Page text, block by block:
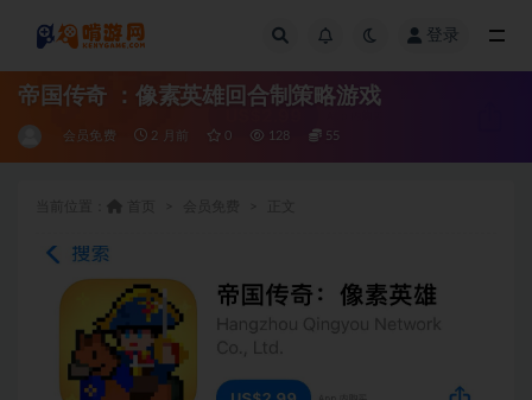
登录
帝国传奇 ：像素英雄回合制策略游戏
会员免费 2 月前 0 128 55